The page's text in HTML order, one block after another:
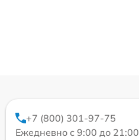
+7 (800) 301-97-75
Ежедневно с 9:00 до 21:00